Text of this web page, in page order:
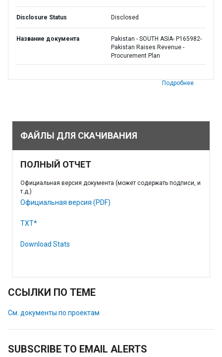
Disclosure Status Disclosed
Название документа
Pakistan - SOUTH ASIA- P165982-
Pakistan Raises Revenue -
Procurement Plan
Подробнее
ФАЙЛЫ ДЛЯ СКАЧИВАНИЯ
ПОЛНЫЙ ОТЧЕТ
Официальная версия документа (может содержать подписи, и
т.д.)
Официальная версия (PDF)
TXT*
Download Stats
ССЫЛКИ ПО ТЕМЕ
См. документы по проектам
SUBSCRIBE TO EMAIL ALERTS